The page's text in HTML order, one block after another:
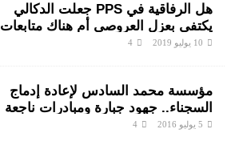
هل الرفاقية في PPS جعلت الدكالي
يكتفي بعزل العروصي أم هناك متابعات
قانونية على خلفية اختلالات التسيير
10 يوليو 2019 4
مؤسسة محمد السادس لإعادة إدماج
السجناء.. جهود جبارة ومبادرات ناجعة
لأنسنة الوسط السجني
5 يوليو 2016 4